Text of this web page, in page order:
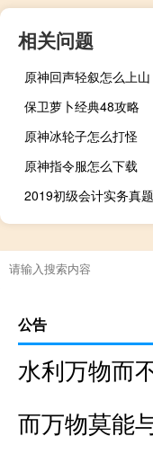
相关问题
原神回声轻叙怎么上山
保卫萝卜经典48攻略
原神冰轮子怎么打怪
原神指令服怎么下载
公告
水利万物而
而万物莫能